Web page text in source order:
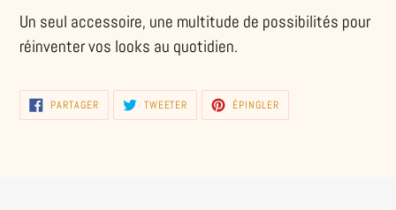
Un seul accessoire, une multitude de possibilités pour
réinventer vos looks au quotidien.
PARTAGERPARTAGER
SUR
FACEBOOK
TWEETER TWEETER
TWITTER
ÉPINGLER
PINTEREST